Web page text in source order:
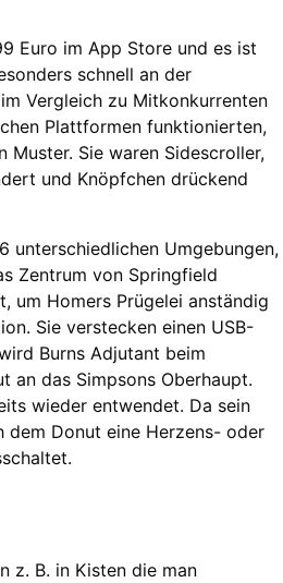
Euro im App Store und es ist
schnell an der
Vergleich zu Mitkonkurrenten
Plattformen funktionierten,
Muster. Sie waren Sidescroller,
und Knöpfchen drückend
unterschiedlichen Umgebungen,
Zentrum von Springfield
um Homers Prügelei anständig
Sie verstecken einen USB-
Burns Adjutant beim
an das Simpsons Oberhaupt.
wieder entwendet. Da sein
Donut eine Herzens- oder
z. B. in Kisten die man